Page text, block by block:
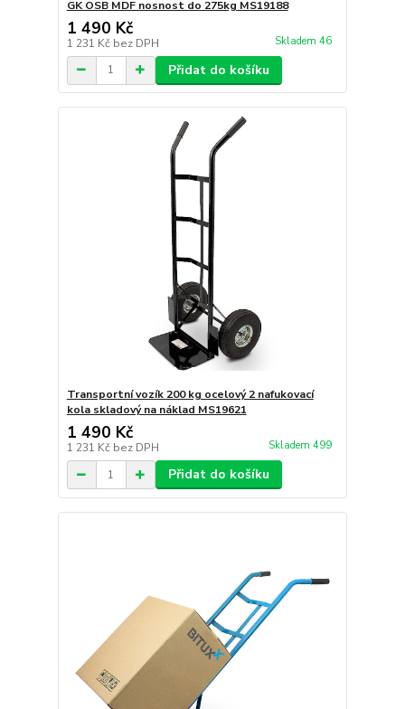
GK OSB MDF nosnost do 275kg MS19188
1 490 Kč
1 231 Kč bez DPH Skladem 46
Přidat do košíku
Transportní vozík 200 kg ocelový 2 nafukovací
kola skladový na náklad MS19621
1 490 Kč
1 231 Kč bez DPH Skladem 499
Přidat do košíku